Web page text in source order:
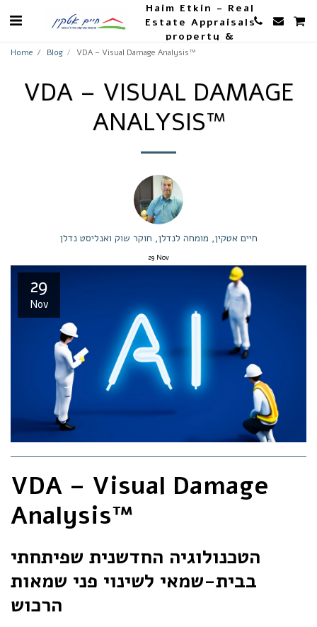
Haim Etkin - Real
Estate Appraisals
property &
Agriculture
Home Blog VDA – Visual Damage Analysis™
VDA – VISUAL DAMAGE
ANALYSIS™
חיים אטקין, מומחה לנדלן, חוקר שוק ואנליסט נדלן
29 Nov
29
Nov
VDA – Visual Damage
Analysis™
הטכנולוגיה החדשנית שפיתחתי
בבית-שמאי לשינוי פני שמאות
הרכוש